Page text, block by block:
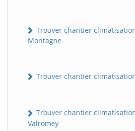
Trouver chantier
Montagne
Trouver chantier
Trouver chantier
Valromey